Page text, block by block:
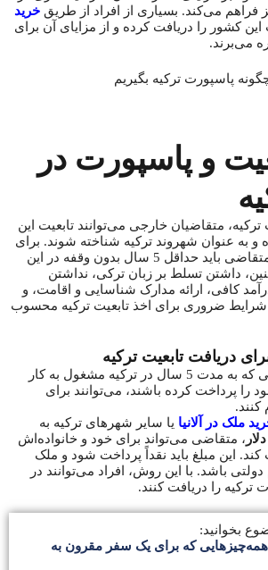
فراهم می‌کند. بسیاری از افراد از طریق خرید
کشور را دریافت کرده و از مزایای آن برای
می‌برند.
و پاسپورت در
ترکیه، متقاضیان خارجی می‌توانند تابعیت این
به عنوان شهروند ترکیه شناخته شوند. برای
دریافت تابعیت ترکیه، متقاضی باید حداقل 5 سال بدون وقفه در این
داشتن تسلط بر زبان ترکی، نداشتن
کافی، ارائه مدارک شناسایی و اقامت، و
شرایط ضروری برای اخذ تابعیت ترکیه محسوب
دریافت تابعیت ترکیه
متقاضیانی که به مدت 5 سال در ترکیه مشغول به کار
را پرداخت کرده باشند، می‌توانند برای
کنند.
ملک در آلانیا یا سایر شهرهای ترکیه به
، متقاضی می‌تواند برای خود و خانواده‌اش
این مبلغ باید نقداً پرداخت شود و ملک
دولتی باشد. با این روش، افراد می‌توانند در
ترکیه را دریافت کنند.
بخوانید:
همه‌چیزهایی که برای یک سفر مقرون به